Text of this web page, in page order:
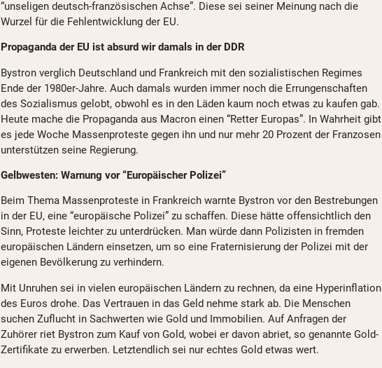
“unseligen deutsch-französischen Achse”. Diese sei seiner Meinung nach die
Wurzel für die Fehlentwicklung der EU.
Propaganda der EU ist absurd wir damals in der DDR
Bystron verglich Deutschland und Frankreich mit den sozialistischen Regimes
Ende der 1980er-Jahre. Auch damals wurden immer noch die Errungenschaften
des Sozialismus gelobt, obwohl es in den Läden kaum noch etwas zu kaufen gab.
Heute mache die Propaganda aus Macron einen “Retter Europas”. In Wahrheit gibt
es jede Woche Massenproteste gegen ihn und nur mehr 20 Prozent der Franzosen
unterstützen seine Regierung.
Gelbwesten: Warnung vor “Europäischer Polizei”
Beim Thema Massenproteste in Frankreich warnte Bystron vor den Bestrebungen
in der EU, eine “europäische Polizei” zu schaffen. Diese hätte offensichtlich den
Sinn, Proteste leichter zu unterdrücken. Man würde dann Polizisten in fremden
europäischen Ländern einsetzen, um so eine Fraternisierung der Polizei mit der
eigenen Bevölkerung zu verhindern.
Mit Unruhen sei in vielen europäischen Ländern zu rechnen, da eine Hyperinflation
des Euros drohe. Das Vertrauen in das Geld nehme stark ab. Die Menschen
suchen Zuflucht in Sachwerten wie Gold und Immobilien. Auf Anfragen der
Zuhörer riet Bystron zum Kauf von Gold, wobei er davon abriet, so genannte Gold-
Zertifikate zu erwerben. Letztendlich sei nur echtes Gold etwas wert.